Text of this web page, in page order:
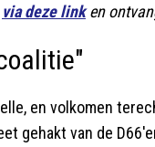
via deze linken
en volkomen
gehakt van de